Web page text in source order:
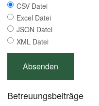
CSV Datei
Excel Datei
JSON Datei
XML Datei
Betreuungsbeiträge